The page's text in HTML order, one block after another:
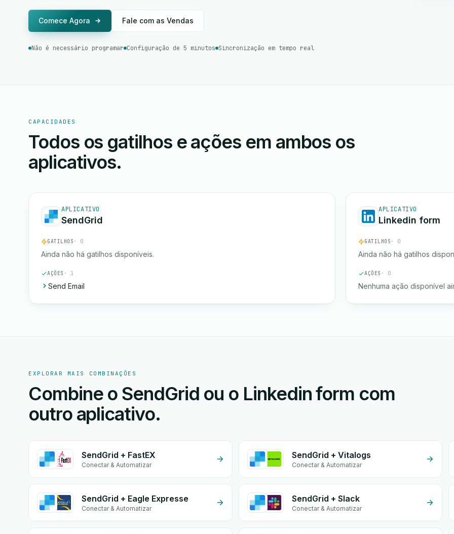
Comece Agora Fale com as Vendas
Não é necessário programar Configuração de 5 minutos Sincronização em tempo real
CAPACIDADES
Todos os gatilhos e ações em ambos os
aplicativos.
APLICATIVO
SendGrid
GATILHOS · 0
Ainda não há gatilhos disponíveis.
AÇÕES · 1
Send Email
APLICATIVO
Linkedin form
GATILHOS · 0
Ainda não há gatilhos
AÇÕES · 0
Nenhuma ação disponível
EXPLORAR MAIS COMBINAÇÕES
Combine o SendGrid ou o Linkedin form com
outro aplicativo.
SendGrid + FastEX
Conectar & Automatizar
SendGrid + Vitalogs
Conectar & Automatizar
SendGrid + Eagle Expresse
Conectar & Automatizar
SendGrid + Slack
Conectar & Automatizar